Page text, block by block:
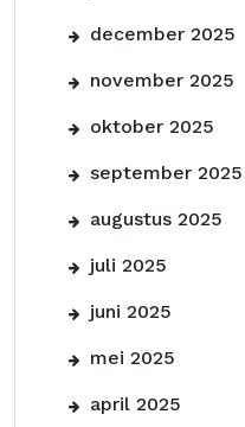
december 2025
november 2025
oktober 2025
september 2025
augustus 2025
juli 2025
juni 2025
mei 2025
april 2025